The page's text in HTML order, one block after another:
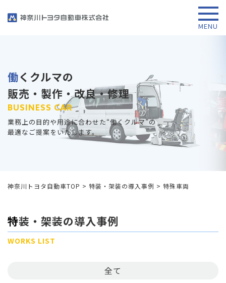
働くクルマの
販売・製作・改良・修理
BUSINESS CAR
業務上の目的や用途に合わせた“働くクルマ”の
最適なご提案をいたします。
神奈川トヨタ自動車TOP > 特装・架装の導入事例 > 特殊車両
特装・架装の導入事例
WORKS LIST
全て